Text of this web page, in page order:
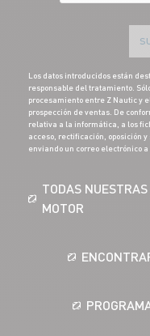
Los datos introducidos están
responsable del tratamiento.
procesamiento entre Z Nautic y
prospección de ventas. De
relativa a la informática, a los
acceso, rectificación, oposición
enviando un correo electrónico
TODAS
MOTOR